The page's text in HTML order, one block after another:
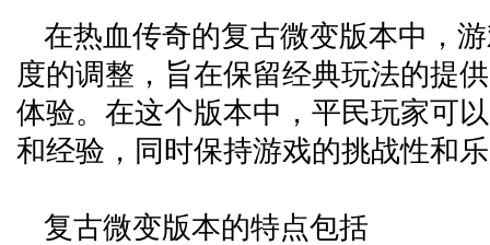
在热血传奇的复古微变版本中，
度的调整，旨在保留经典玩法的提
体验。在这个版本中，平民玩家可
和经验，同时保持游戏的挑战性和
复古微变版本的特点包括